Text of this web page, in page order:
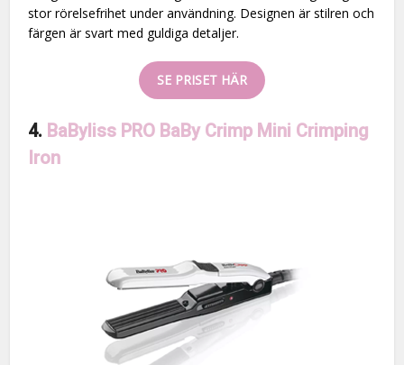
stor rörelsefrihet under användning. Designen är stilren och
färgen är svart med guldiga detaljer.
SE PRISET HÄR
4. BaByliss PRO BaBy Crimp Mini Crimping
Iron